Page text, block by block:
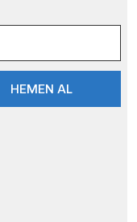
HEMEN AL